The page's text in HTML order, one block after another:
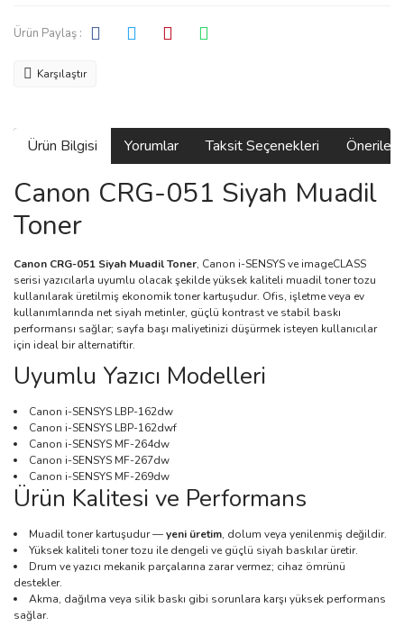
Ürün Paylaş :
Karşılaştır
Ürün Bilgisi Yorumlar Taksit Seçenekleri
Canon CRG-051 Siyah Muadil
Toner
Canon CRG-051 Siyah Muadil Toner, Canon i-SENSYS ve imageCLASS
serisi yazıcılarla uyumlu olacak şekilde yüksek kaliteli muadil toner tozu
kullanılarak üretilmiş ekonomik toner kartuşudur. Ofis, işletme veya ev
kullanımlarında net siyah metinler, güçlü kontrast ve stabil baskı
performansı sağlar; sayfa başı maliyetinizi düşürmek isteyen kullanıcılar
için ideal bir alternatiftir.
Uyumlu Yazıcı Modelleri
Canon i-SENSYS LBP-162dw
Canon i-SENSYS LBP-162dwf
Canon i-SENSYS MF-264dw
Canon i-SENSYS MF-267dw
Canon i-SENSYS MF-269dw
Ürün Kalitesi ve Performans
Muadil toner kartuşudur —yeni üretim, dolum veya yenilenmiş değildir.
Yüksek kaliteli toner tozu ile dengeli ve güçlü siyah baskılar üretir.
Drum ve yazıcı mekanik parçalarına zarar vermez; cihaz ömrünü
destekler.
Akma, dağılma veya silik baskı gibi sorunlara karşı yüksek performans
sağlar.